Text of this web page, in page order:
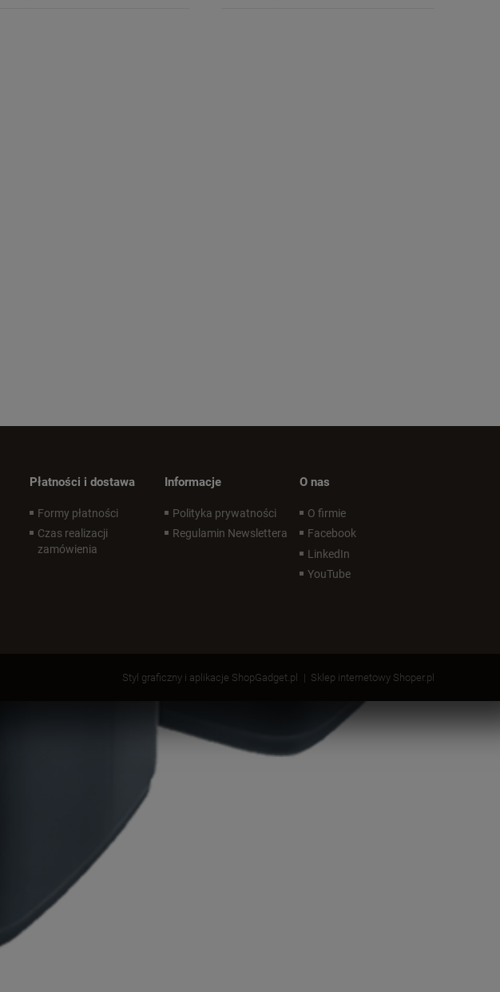
Płatności i dostawa
Formy płatności
Czas realizacji
zamówienia
Informacje
Polityka prywatności
Regulamin Newslettera
O nas
O firmie
Facebook
LinkedIn
YouTube
Styl graficzny i aplikacje ShopGadget.pl Sklep internetowy Shoper.pl